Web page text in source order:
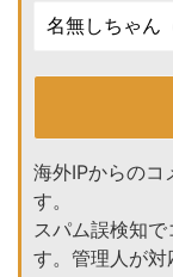
海外IPからのコ
す。
スパム誤検知
す。管理人が対